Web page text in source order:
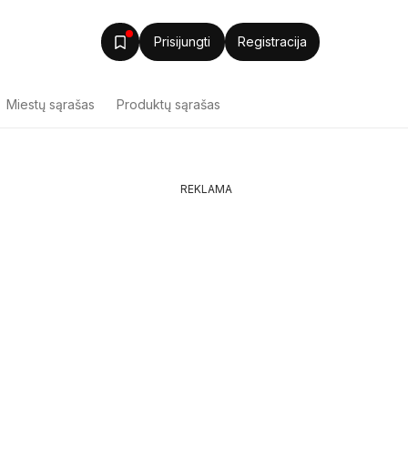
Prisijungti Registracija
Miestų sąrašas Produktų sąrašas
REKLAMA